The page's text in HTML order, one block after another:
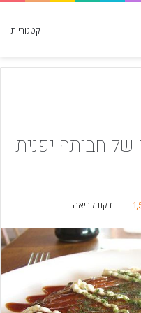
קטגוריות
של חביתה יפנית
דקת קריאה